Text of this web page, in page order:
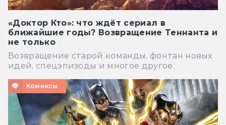
«Доктор Кто»: что ждёт сериал в
ближайшие годы? Возвращение Теннанта и
не только
Возвращение старой команды, фонтан новых
идей, спецэпизоды и многое другое.
Комиксы